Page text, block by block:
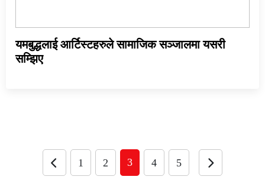
यमबुद्धलाई आर्टिस्टहरुले सामाजिक सञ्जालमा यसरी
सम्झिए
1 2 3 4 5